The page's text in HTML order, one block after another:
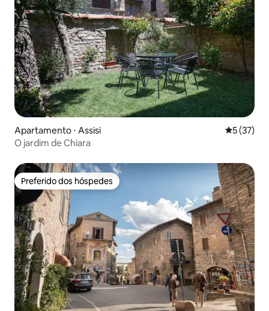
Apartamento ⋅ Assisi 5 de uma
5 (37)
O jardim de Chiara
Preferido dos hóspedes
Preferido dos hóspedes